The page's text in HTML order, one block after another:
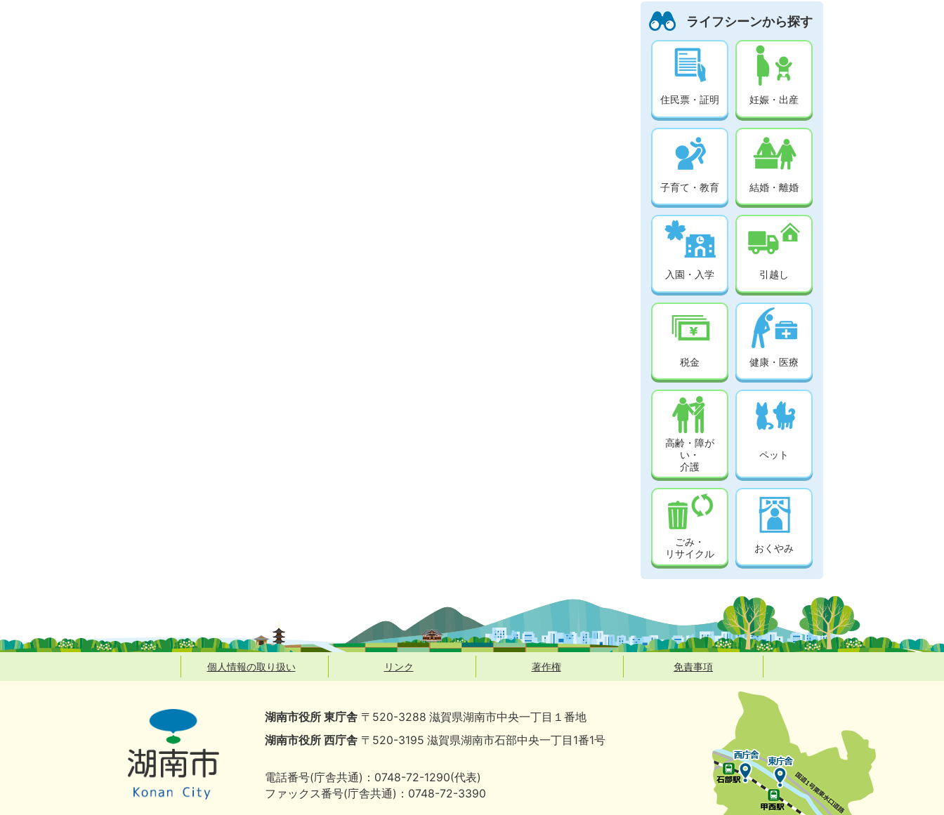
ライフシーンから探す
住民票・証明 妊娠・出産
子育て・教育 結婚・離婚
入園・入学 引越し
税金 健康・医療
高齢・障が
い・
介護
ペット
ごみ・
リサイクル
おくやみ
個人情報の取り扱い リンク 著作権 免責事項
湖南市役所 東庁舎 〒520-3288 滋賀県湖南市中央一丁目１番地
湖南市役所 西庁舎 〒520-3195 滋賀県湖南市石部中央一丁目1番1号
電話番号(庁舎共通)：0748-72-1290(代表)
ファックス番号(庁舎共通)：0748-72-3390